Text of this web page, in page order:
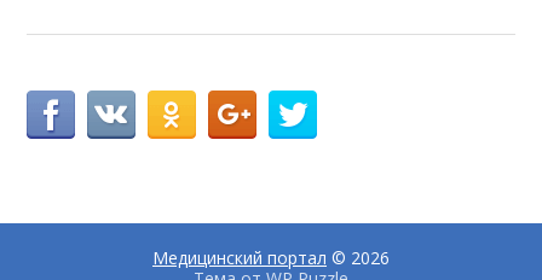
Медицинский портал © 2026